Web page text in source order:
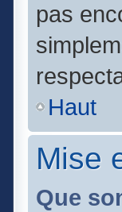
pas
Haut
Mise
Que